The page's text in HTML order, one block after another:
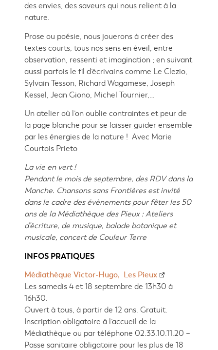
des envies, des saveurs qui nous relient à la
nature.
Prose ou poésie, nous jouerons à créer des
textes courts, tous nos sens en éveil, entre
observation, ressenti et imagination ; en suivant
aussi parfois le fil d’écrivains comme Le Clezio,
Sylvain Tesson, Richard Wagamese, Joseph
Kessel, Jean Giono, Michel Tournier,…
Un atelier où l’on oublie contraintes et peur de
la page blanche pour se laisser guider ensemble
par les énergies de la nature ! Avec Marie
Courtois Prieto
La vie en vert !
Pendant le mois de septembre, des RDV dans la
Manche. Chansons sans Frontières est invité
dans le cadre des évènements pour fêter les 50
ans de la Médiathèque des Pieux : Ateliers
d’écriture, de musique, balade botanique et
musicale, concert de Couleur Terre
INFOS PRATIQUES
Médiathèque Victor-Hugo, Les Pieux
Les samedis 4 et 18 septembre de 13h30 à
16h30.
Ouvert à tous, à partir de 12 ans. Gratuit.
Inscription obligatoire à l’accueil de la
Médiathèque ou par téléphone 02.33.10.11.20 –
Passe sanitaire obligatoire pour les plus de 18